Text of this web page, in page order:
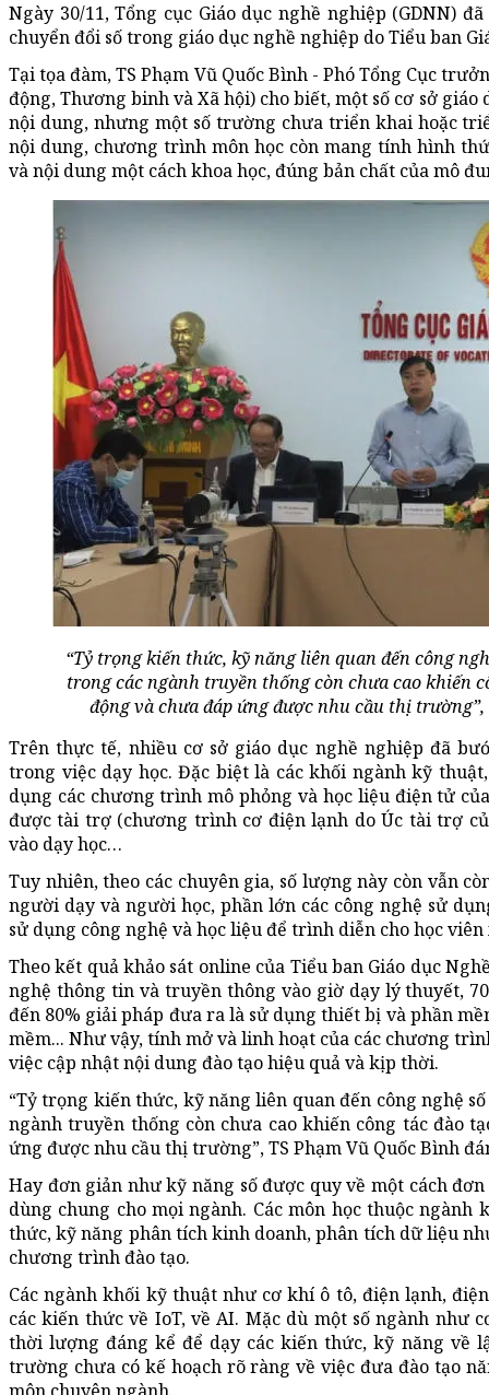
Ngày 30/11, Tổng cục Giáo dục nghề nghiệp (GDNN)
chuyển đổi số trong giáo dục nghề nghiệp do Tiểu ban
Tại tọa đàm, TS Phạm Vũ Quốc Bình - Phó Tổng Cục
động, Thương binh và Xã hội) cho biết, một số cơ sở
nội dung, nhưng một số trường chưa triển khai hoặc
nội dung, chương trình môn học còn mang tính hình
và nội dung một cách khoa học, đúng bản chất của mô
“Tỷ trọng kiến thức, kỹ năng liên quan đến công
trong các ngành truyền thống còn chưa cao khiến
động và chưa đáp ứng được nhu cầu thị
Trên thực tế, nhiều cơ sở giáo dục nghề nghiệp đã
trong việc dạy học. Đặc biệt là các khối ngành kỹ
dụng các chương trình mô phỏng và học liệu điện tử
được tài trợ (chương trình cơ điện lạnh do Úc tài trợ
vào dạy học…
Tuy nhiên, theo các chuyên gia, số lượng này còn vẫn
người dạy và người học, phần lớn các công nghệ sử
sử dụng công nghệ và học liệu để trình diễn cho học viên
Theo kết quả khảo sát online của Tiểu ban Giáo dục
nghệ thông tin và truyền thông vào giờ dạy lý thuyết,
đến 80% giải pháp đưa ra là sử dụng thiết bị và phần
mềm... Như vậy, tính mở và linh hoạt của các chương
việc cập nhật nội dung đào tạo hiệu quả và kịp thời.
“Tỷ trọng kiến thức, kỹ năng liên quan đến công nghệ
ngành truyền thống còn chưa cao khiến công tác đào
ứng được nhu cầu thị trường”, TS Phạm Vũ Quốc Bình
Hay đơn giản như kỹ năng số được quy về một cách
dùng chung cho mọi ngành. Các môn học thuộc
thức, kỹ năng phân tích kinh doanh, phân tích dữ liệu
chương trình đào tạo.
Các ngành khối kỹ thuật như cơ khí ô tô, điện lạnh,
các kiến thức về IoT, về AI. Mặc dù một số ngành như
thời lượng đáng kể để dạy các kiến thức, kỹ năng về
trường chưa có kế hoạch rõ ràng về việc đưa đào tạo